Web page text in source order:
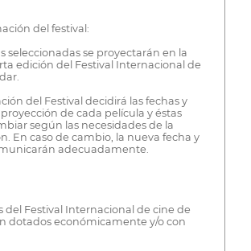
del festival:
seleccionadas se proyectarán en la
edición del Festival Internacional de
del Festival decidirá las fechas y
de cada película y éstas
según las necesidades de la
En caso de cambio, la nueva fecha y
adecuadamente.
del Festival Internacional de cine de
dotados económicamente y/o con